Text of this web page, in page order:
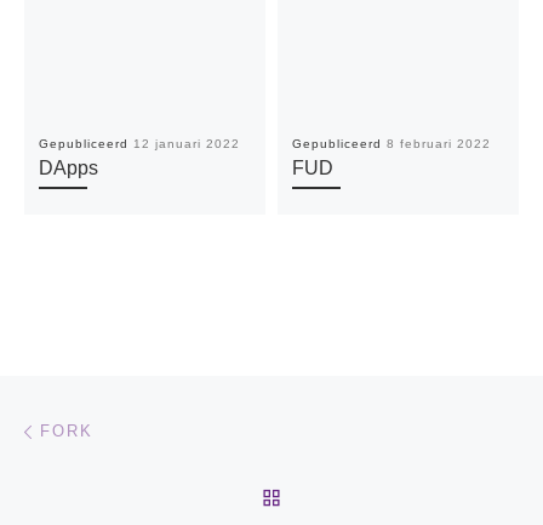
Gepubliceerd 12 januari 2022
DApps
Gepubliceerd 8 februari 2022
FUD
Bericht navigatie
FORK